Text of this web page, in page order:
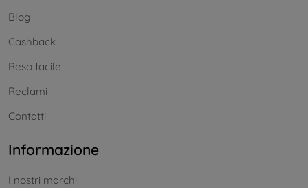
Blog
Cashback
Reso facile
Reclami
Contatti
Informazione
I nostri marchi